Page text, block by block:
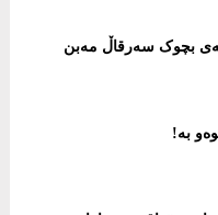
بچوک سەرقاڵ مەبن
بە!